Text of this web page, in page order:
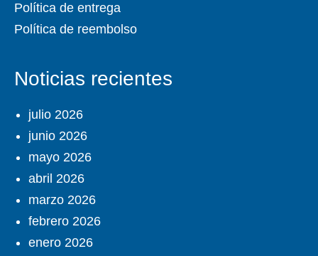
Política de entrega
Política de reembolso
Noticias recientes
julio 2026
junio 2026
mayo 2026
abril 2026
marzo 2026
febrero 2026
enero 2026